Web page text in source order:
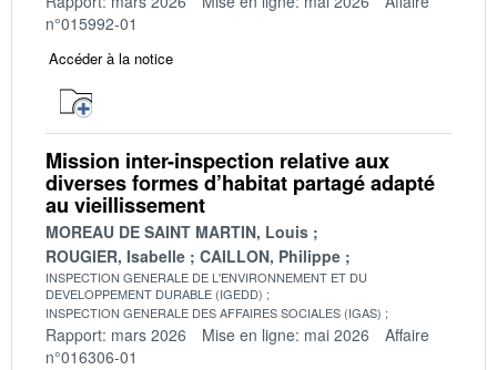
n°015992-01
Accéder à la notice
Mission inter-inspection relative aux
diverses formes d’habitat partagé adapté
au vieillissement
MOREAU DE SAINT MARTIN, Louis
ROUGIER, Isabelle
CAILLON, Philippe
INSPECTION GENERALE DE L'ENVIRONNEMENT ET DU
DEVELOPPEMENT DURABLE (IGEDD)
INSPECTION GENERALE DES AFFAIRES SOCIALES (IGAS)
Rapport: mars 2026 Mise en ligne: mai 2026
Affaire
n°016306-01